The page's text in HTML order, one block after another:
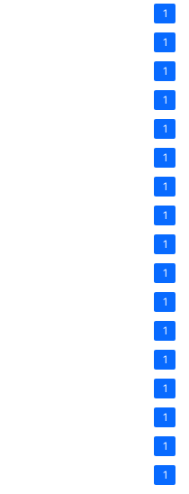
1
1
1
1
1
1
1
1
1
1
1
1
1
1
1
1
1